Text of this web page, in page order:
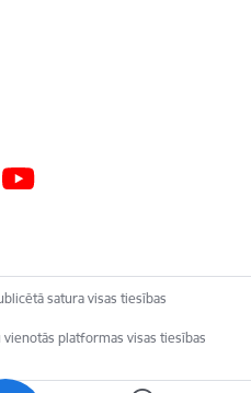
satura visas tiesības
platformas visas tiesības